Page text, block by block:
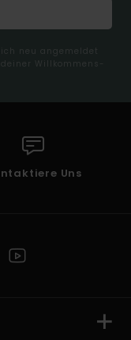
neu angemeldet
Willkommens-
Uns